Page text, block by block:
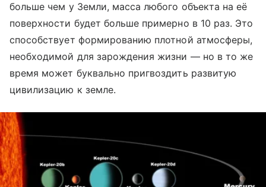
больше чем у Земли, масса любого объекта на её
поверхности будет больше примерно в 10 раз. Это
способствует формированию плотной атмосферы,
необходимой для зарождения жизни — но в то же
время может буквально пригвоздить развитую
цивилизацию к земле.